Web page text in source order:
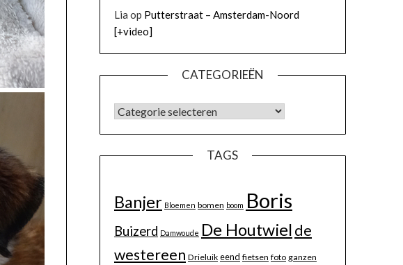
Lia op Putterstraat – Amsterdam-Noord
[+video]
CATEGORIEËN
TAGS
Banjer Bloemen bomen boom Boris
Buizerd Damwoude De Houtwielde
westereen Drieluik eend fietsen foto ganzen